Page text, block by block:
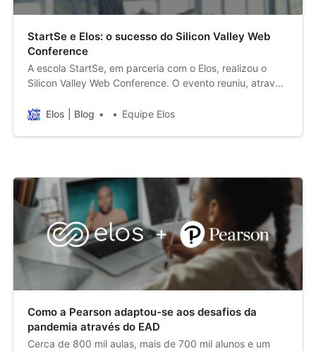
StartSe e Elos: o sucesso do Silicon Valley Web
Conference
A escola StartSe, em parceria com o Elos, realizou o
Silicon Valley Web Conference. O evento reuniu, através
internacionalmente na área de tecnologia e inovação.
Elos | Blog Equipe Elos
Como a Pearson adaptou-se aos desafios da
pandemia através do EAD
Cerca de 800 mil aulas, mais de 700 mil alunos e um